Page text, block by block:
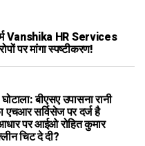
Vanshika HR Services
पर मांगा स्पष्टीकरण!
बीएसए उपासना रानी
एचआर सर्विसेज पर दर्ज है
पर आईओ रोहित कुमार
चिट दे दी?